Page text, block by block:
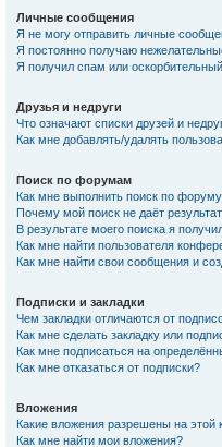
Личные сообщения
Я не могу отправить личные
Я постоянно получаю
Я получил спам или
Друзья и недруги
Что означают списки друзей и
Как мне добавлять/удалять
Поиск по форумам
Как мне выполнить поиск по
Почему мой поиск не даёт
В результате моего поиска я
Как мне найти пользователя
Как мне найти свои сообщения и
Подписки и закладки
Чем закладки отличаются от
Как мне сделать закладку или
Как мне подписаться на
Как мне отказаться от подписки?
Вложения
Какие вложения разрешены на этой
Как мне найти мои вложения?